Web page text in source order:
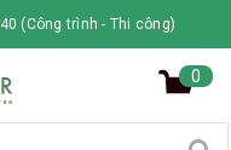
(Công trình - Thi công)
0